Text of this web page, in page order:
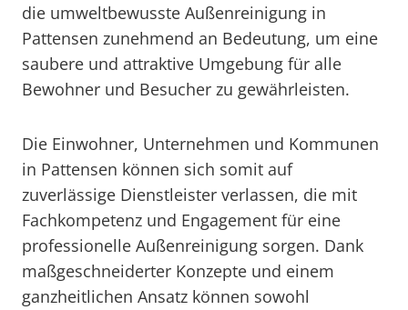
die umweltbewusste Außenreinigung in
Pattensen zunehmend an Bedeutung, um eine
saubere und attraktive Umgebung für alle
Bewohner und Besucher zu gewährleisten.
Die Einwohner, Unternehmen und Kommunen
in Pattensen können sich somit auf
zuverlässige Dienstleister verlassen, die mit
Fachkompetenz und Engagement für eine
professionelle Außenreinigung sorgen. Dank
maßgeschneiderter Konzepte und einem
ganzheitlichen Ansatz können sowohl